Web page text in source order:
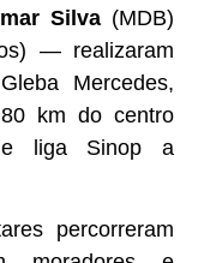
Silva (MDB)
— realizaram
Mercedes,
km do centro
liga Sinop a
percorreram